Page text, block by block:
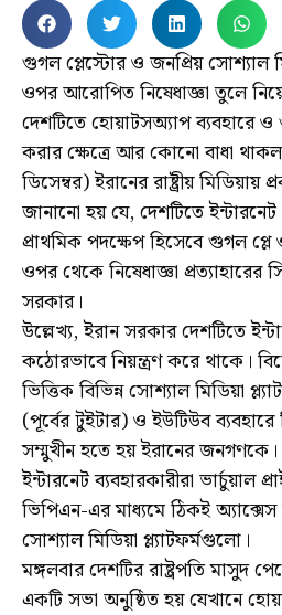
গুগল প্লেস্টোর ও জনপ্রিয় সোশ্যাল
ওপর আরোপিত নিষেধাজ্ঞা তুলে
দেশটিতে হোয়াটসঅ্যাপ ব্যবহারে
করার ক্ষেত্রে আর কোনো বাধা
ডিসেম্বর) ইরানের রাষ্ট্রীয় মিডিয়ায়
জানানো হয় যে, দেশটিতে ইন্টারনেট
প্রাথমিক পদক্ষেপ হিসেবে গুগল
ওপর থেকে নিষেধাজ্ঞা প্রত্যাহারের
সরকার।
উল্লেখ্য, ইরান সরকার দেশটিতে
কঠোরভাবে নিয়ন্ত্রণ করে থাকে।
ভিত্তিক বিভিন্ন সোশ্যাল মিডিয়া
(পূর্বের টুইটার) ও ইউটিউব ব্যবহারে
সম্মুখীন হতে হয় ইরানের জনগণকে।
ইন্টারনেট ব্যবহারকারীরা ভার্চুয়াল
ভিপিএন-এর মাধ্যমে ঠিকই অ্যাক্সেস
সোশ্যাল মিডিয়া প্ল্যাটফর্মগুলো।
মঙ্গলবার দেশটির রাষ্ট্রপতি মাসুদ
একটি সভা অনুষ্ঠিত হয় যেখানে